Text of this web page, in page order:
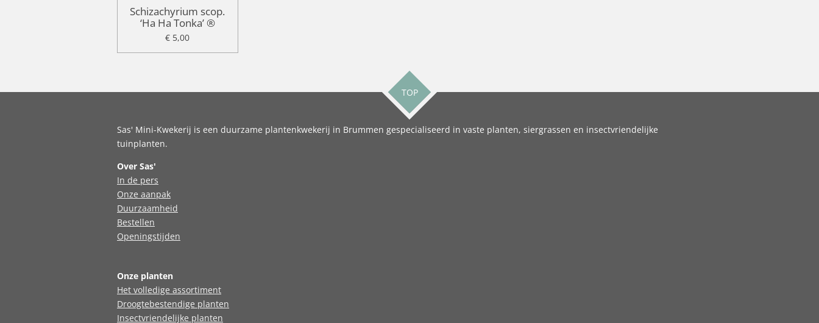
Schizachyrium scop.
‘Ha Ha Tonka’ ®
€ 5,00
TOP
Sas' Mini-Kwekerij is een duurzame plantenkwekerij in Brummen gespecialiseerd in vaste planten, siergrassen en insectvriendelijke
tuinplanten.
Over Sas'
In de pers
Onze aanpak
Duurzaamheid
Bestellen
Openingstijden
Onze planten
Het volledige assortiment
Droogtebestendige planten
Insectvriendelijke planten